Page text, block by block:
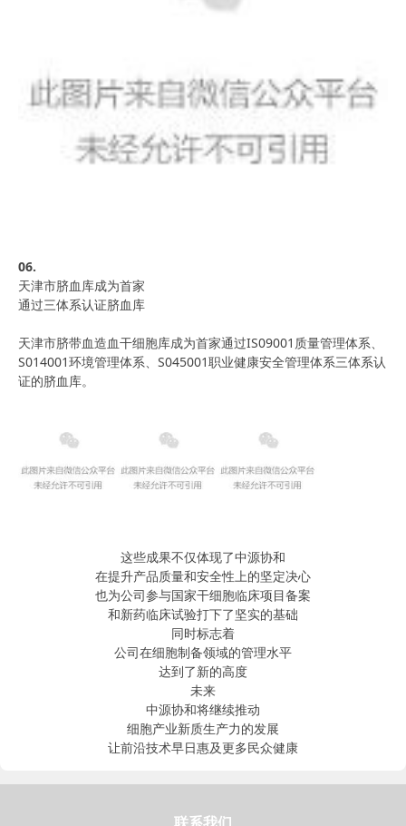
06.
天津市脐血库成为首家
通过三体系认证脐血库
天津市脐带血造血干细胞库成为首家通过IS09001质量管理体系、
S014001环境管理体系、S045001职业健康安全管理体系三体系认
证的脐血库。
这些成果不仅体现了中源协和
在提升产品质量和安全性上的坚定决心
也为公司参与国家干细胞临床项目备案
和新药临床试验打下了坚实的基础
同时标志着
公司在细胞制备领域的管理水平
达到了新的高度
未来
中源协和将继续推动
细胞产业新质生产力的发展
让前沿技术早日惠及更多民众健康